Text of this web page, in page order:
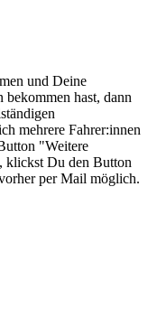
und Deine
bekommen hast, dann
mehrere Fahrer:innen
"Weitere
klickst Du den Button
per Mail möglich.